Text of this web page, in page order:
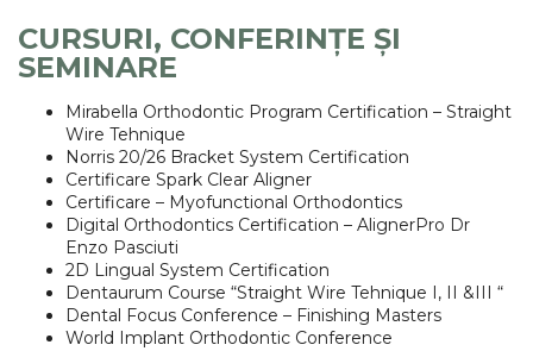
CURSURI, CONFERINȚE ȘI
SEMINARE
Mirabella Orthodontic Program Certification – Straight
Wire Tehnique
Norris 20/26 Bracket System Certification
Certificare Spark Clear Aligner
Certificare – Myofunctional Orthodontics
Digital Orthodontics Certification – AlignerPro Dr
Enzo Pasciuti
2D Lingual System Certification
Dentaurum Course “Straight Wire Tehnique I, II &III “
Dental Focus Conference – Finishing Masters
World Implant Orthodontic Conference